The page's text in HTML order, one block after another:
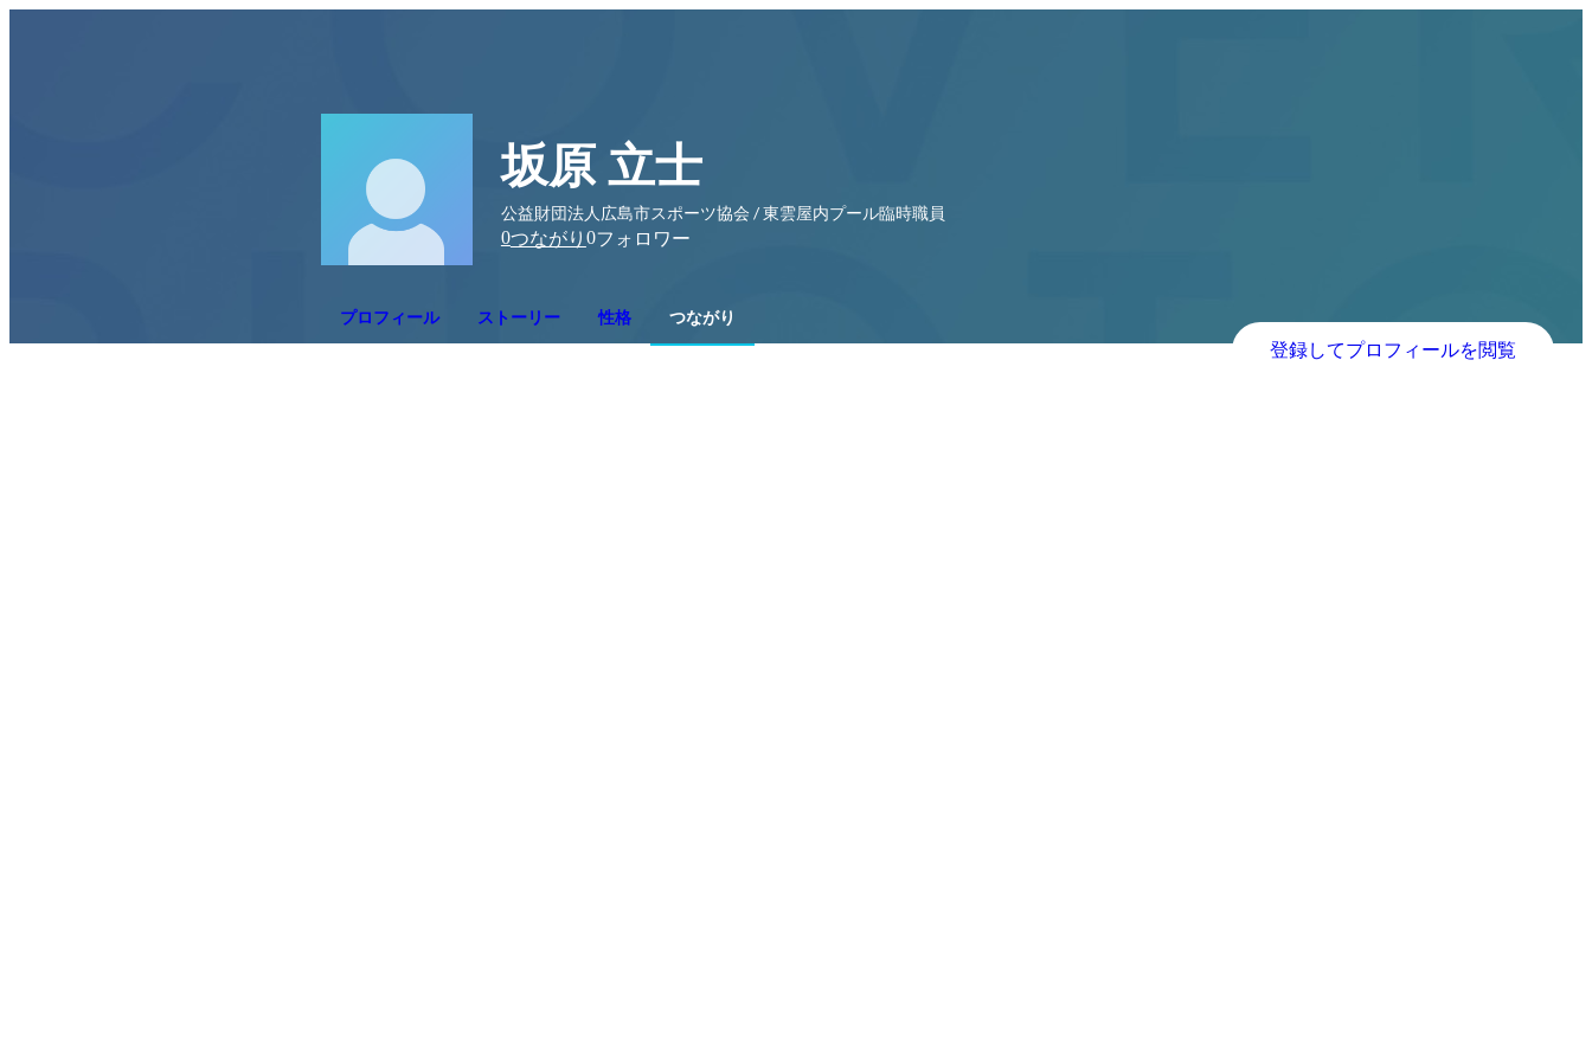
坂原 立士
公益財団法人広島市スポーツ協会 / 東雲屋内プール臨時職員
0つながり 0フォロワー
プロフィール ストーリー 性格 つながり
登録してプロフィールを閲覧